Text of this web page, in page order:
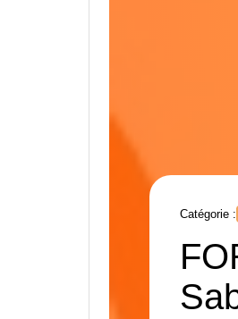
Catégorie :